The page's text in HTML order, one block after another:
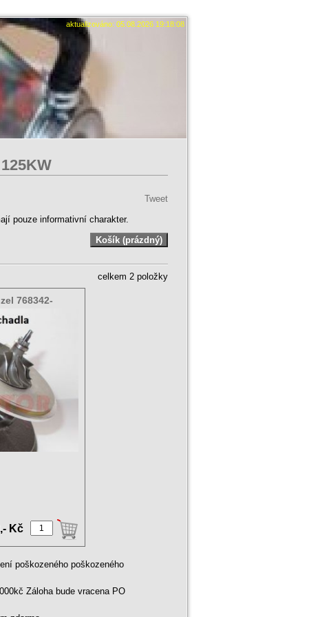
aktualizováno: 05.08.2026 19:18:08
Tweet
pouze informativní charakter.
celkem 2 položky
768342-
Kč
poškozeného poškozeného
Záloha bude vracena PO